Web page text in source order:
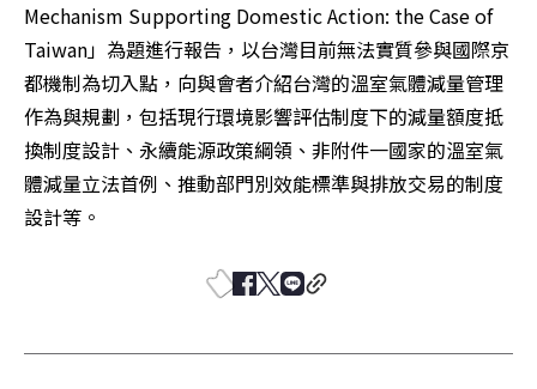
Mechanism Supporting Domestic Action: the Case of
Taiwan」為題進行報告，以台灣目前無法實質參與國際京
都機制為切入點，向與會者介紹台灣的溫室氣體減量管理
作為與規劃，包括現行環境影響評估制度下的減量額度抵
換制度設計、永續能源政策綱領、非附件一國家的溫室氣
體減量立法首例、推動部門別效能標準與排放交易的制度
設計等。